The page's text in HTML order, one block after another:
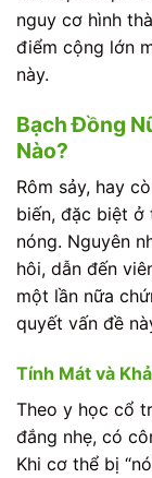
nguy cơ hình
điểm cộng lớn
này.
Bạch Đồng
Nào?
Rôm sảy, hay
biến, đặc biệt ở
nóng. Nguyên
hôi, dẫn đến
một lần nữa
quyết vấn đề
Tính Mát và
Theo y học cổ
đắng nhẹ, có
Khi cơ thể bị